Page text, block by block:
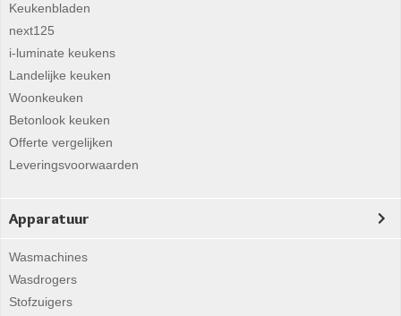
Keukenbladen
next125
i-luminate keukens
Landelijke keuken
Woonkeuken
Betonlook keuken
Offerte vergelijken
Leveringsvoorwaarden
Apparatuur
Wasmachines
Wasdrogers
Stofzuigers